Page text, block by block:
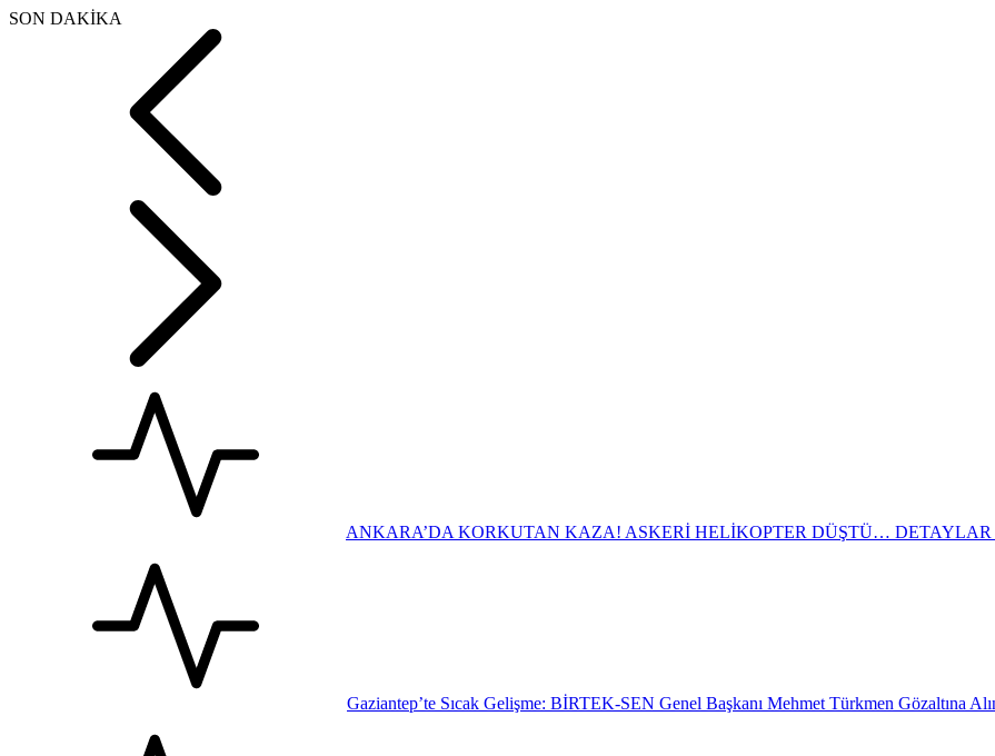
SON DAKİKA
ANKARA’DA KORKUTAN KAZA! ASKERİ HELİKOPTER DÜŞTÜ… DETAYLAR
Gaziantep’te Sıcak Gelişme: BİRTEK-SEN Genel Başkanı Mehmet Türkmen Gözaltına